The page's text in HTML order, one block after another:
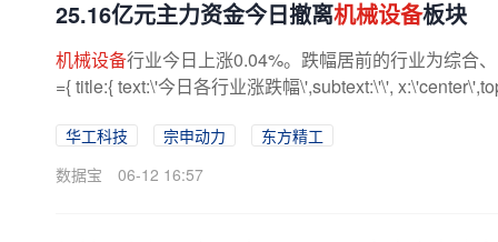
25.16亿元主力资金今日撤离机械设备板块
机械设备行业今日上涨0.04%。跌幅居前的行业为综合
={ title:{ text:\'今日各行业涨跌幅\',subtext:\'\',
华工科技 宗申动力
东方精工
数据宝
06-12 16:57